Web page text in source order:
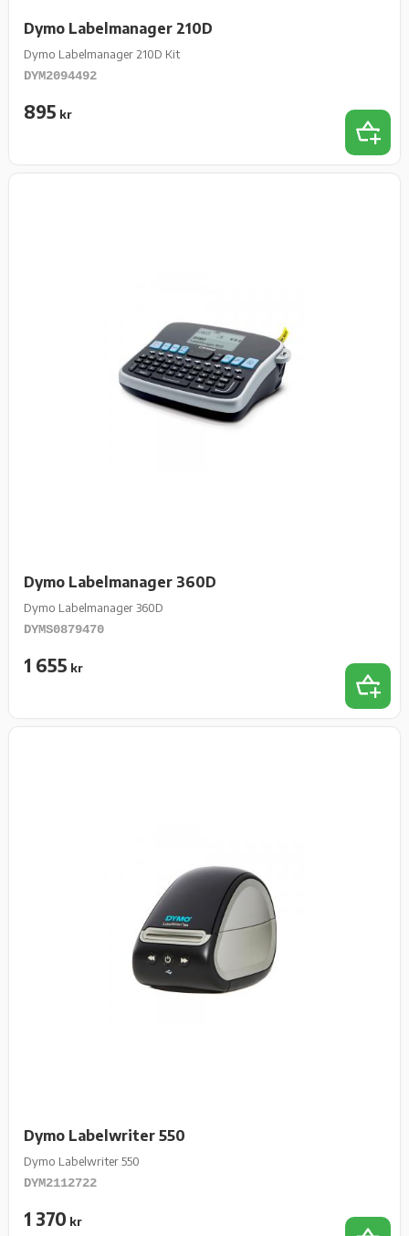
Dymo Labelmanager 210D
Dymo Labelmanager 210D Kit
DYM2094492
895 kr
Dymo Labelmanager 360D
Dymo Labelmanager 360D
DYMS0879470
1 655 kr
Dymo Labelwriter 550
Dymo Labelwriter 550
DYM2112722
1 370 kr